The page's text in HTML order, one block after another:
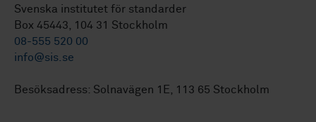
Svenska institutet för standarder
Box 45443, 104 31 Stockholm
08-555 520 00
info@sis.se
Besöksadress: Solnavägen 1E, 113 65 Stockholm